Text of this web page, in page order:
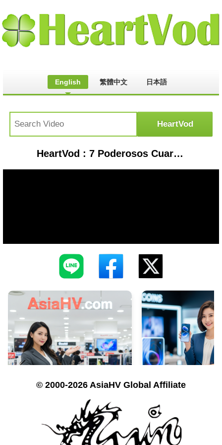
English 繁體中文 日本語
HeartVod : 7 Poderosos Cuarzos Magicos y sus fines de lucro
© 2000-2026 AsiaHV Global Affiliate